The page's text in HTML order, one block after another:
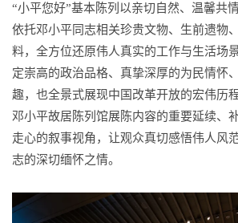
“小平您好”基本陈列以亲切自然、温馨共
依托邓小平同志相关珍贵文物、生前遗物
料，全方位还原伟人真实的工作与生活场
定崇高的政治品格、真挚深厚的为民情怀
趣，也全景式展现中国改革开放的宏伟历
邓小平故居陈列馆展陈内容的重要延续、
走心的叙事视角，让观众真切感悟伟人风
志的深切缅怀之情。